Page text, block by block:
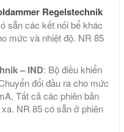
Regelstechnik
sẵn các kết nối bể khác
mức và nhiệt độ. NR 85
– IND: Bộ điều khiển
đổi đầu ra cho mức
Tất cả các phiên bản
NR 85 có sẵn ở phiên